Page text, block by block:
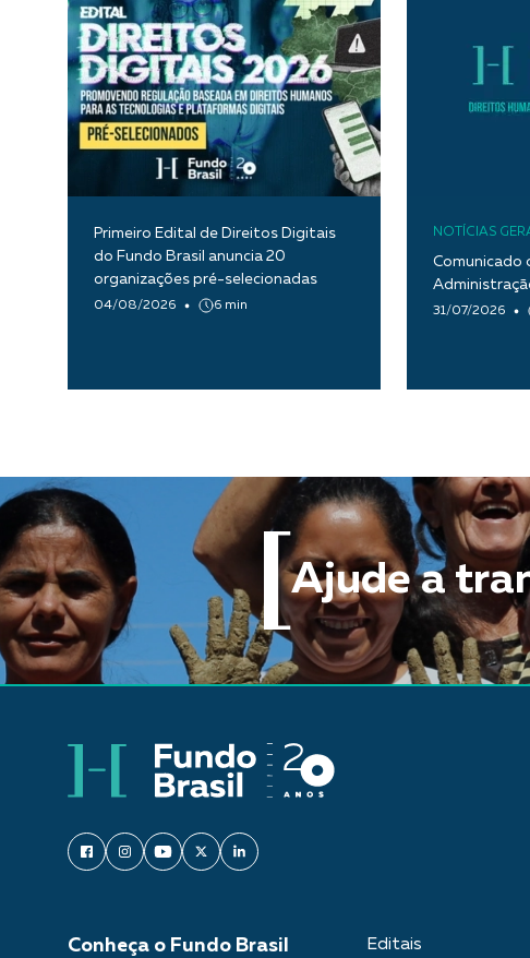
Primeiro Edital de Direitos Digitais
do Fundo Brasil anuncia 20
organizações pré-selecionadas
04/08/2026 6 min
NOTÍCIAS
Comunicado
31/07/2026
Ajude a
Conheça o Fundo Brasil Editais